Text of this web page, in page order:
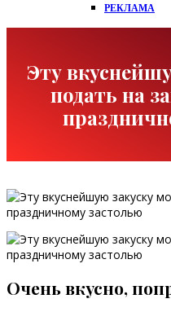
РЕКЛАМА
Эту
подать на
Очень вкусно,